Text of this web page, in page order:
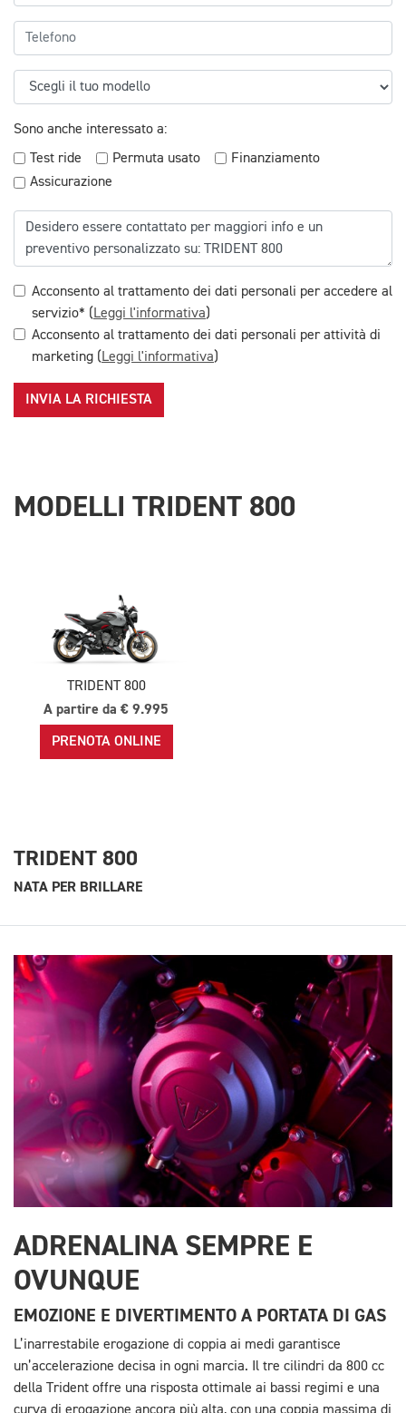
Sono anche interessato a:
Test ride
Permuta usato
Finanziamento
Assicurazione
Acconsento al trattamento dei dati personali per accedere al
servizio* (Leggi l'informativa)
Acconsento al trattamento dei dati personali per attività di
marketing (Leggi l'informativa)
INVIA LA RICHIESTA
MODELLI TRIDENT 800
TRIDENT 800
A partire da € 9.995
PRENOTA ONLINE
TRIDENT 800
NATA PER BRILLARE
ADRENALINA SEMPRE E
OVUNQUE
EMOZIONE E DIVERTIMENTO A PORTATA DI GAS
L’inarrestabile erogazione di coppia ai medi garantisce
un’accelerazione decisa in ogni marcia. Il tre cilindri da 800 cc
della Trident offre una risposta ottimale ai bassi regimi e una